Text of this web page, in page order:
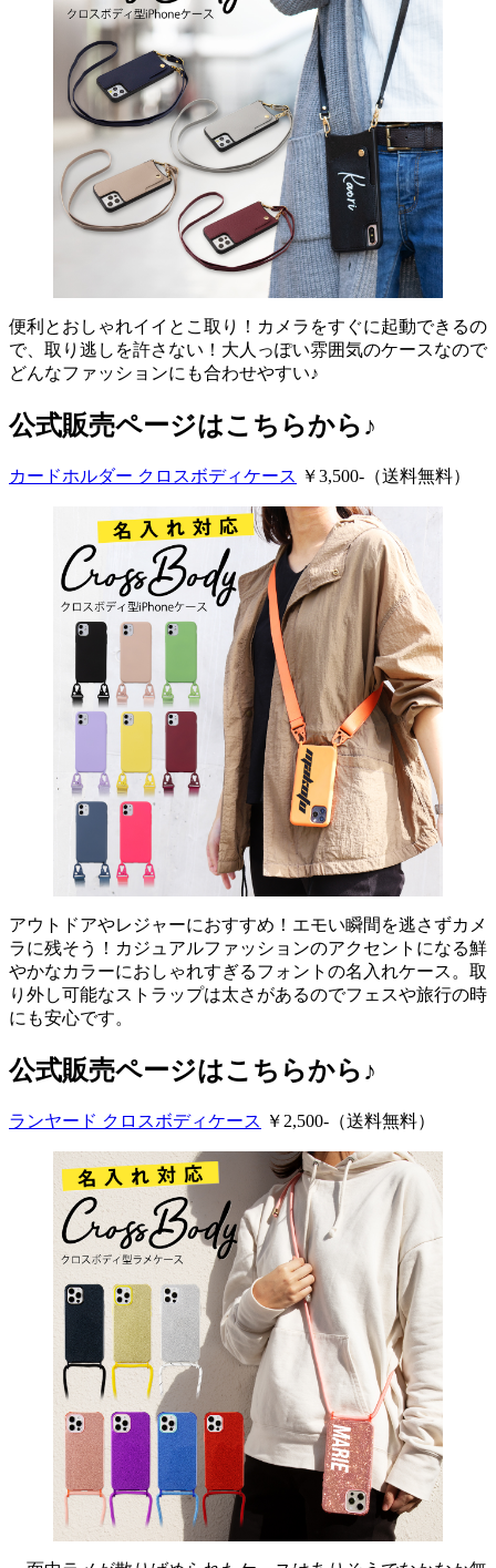
便利とおしゃれイイとこ取り！カメラをすぐに起動できるの
で、取り逃しを許さない！大人っぽい雰囲気のケースなので
どんなファッションにも合わせやすい♪
公式販売ページはこちらから♪
カードホルダー クロスボディケース ￥3,500-（送料無料）
アウトドアやレジャーにおすすめ！エモい瞬間を逃さずカメ
ラに残そう！カジュアルファッションのアクセントになる鮮
やかなカラーにおしゃれすぎるフォントの名入れケース。取
り外し可能なストラップは太さがあるのでフェスや旅行の時
にも安心です。
公式販売ページはこちらから♪
ランヤード クロスボディケース ￥2,500-（送料無料）